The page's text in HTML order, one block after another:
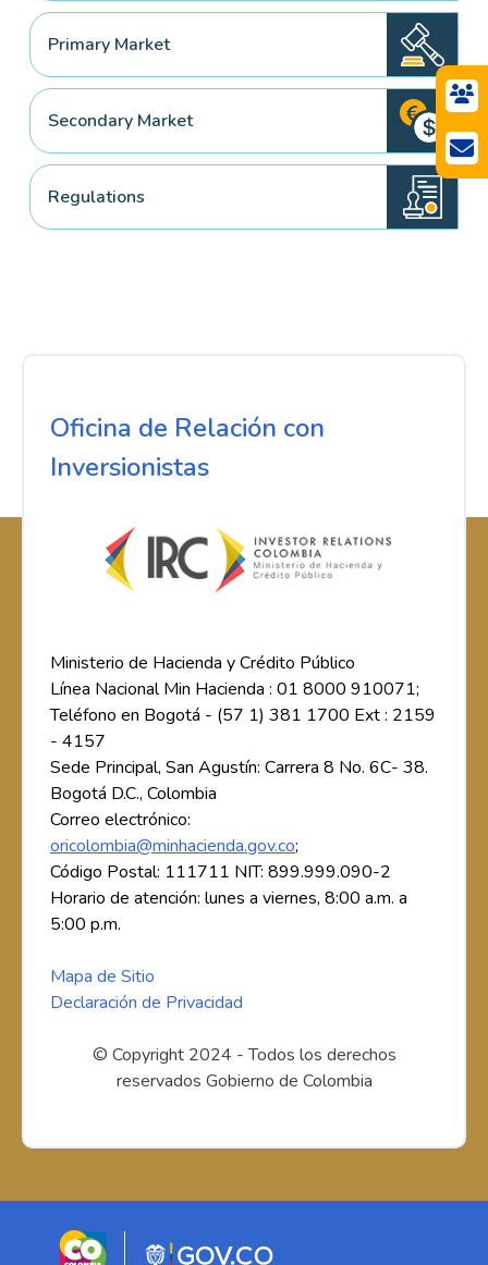
Primary Market
Secondary Market
Regulations
Oficina de Relación con
Inversionistas
Ministerio de Hacienda y Crédito Público
Línea Nacional Min Hacienda : 01 8000 910071;
Teléfono en Bogotá - (57 1) 381 1700 Ext : 2159
- 4157
Sede Principal, San Agustín: Carrera 8 No. 6C- 38.
Bogotá D.C., Colombia
Correo electrónico:
oricolombia@minhacienda.gov.co;
Código Postal: 111711 NIT: 899.999.090-2
Horario de atención: lunes a viernes, 8:00 a.m. a
5:00 p.m.
Mapa de Sitio
Declaración de Privacidad
© Copyright 2024 - Todos los derechos
reservados Gobierno de Colombia